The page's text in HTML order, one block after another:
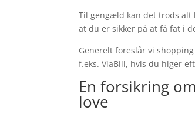
Til gengæld kan det trods
at du er sikker på at få fat i
Generelt foreslår vi
f.eks. ViaBill, hvis du higer
En forsikring
love